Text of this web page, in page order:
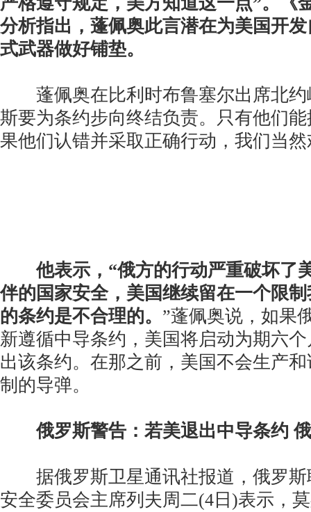
分析指出，蓬佩奥此言潜在为美国开
式武器做好铺垫。
蓬佩奥在比利时布鲁塞尔出席北约
斯要为条约步向终结负责。只有他们
果他们认错并采取正确行动，我们当然
他表示，“俄方的行动严重破坏了
伴的国家安全，美国继续留在一个限
的条约是不合理的。 ”蓬佩奥说，如果
新遵循中导条约，美国将启动为期六
出该条约。在那之前，美国不会生产
制的导弹。
俄罗斯警告：若美退出中导条约
据俄罗斯卫星通讯社报道，俄罗斯
安全委员会主席列夫周二(4日)表示，